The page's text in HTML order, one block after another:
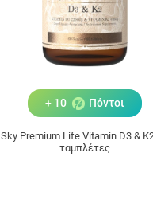
+ 10 Πόντοι
Sky Premium Life Vitamin D3 &
ταμπλέτες